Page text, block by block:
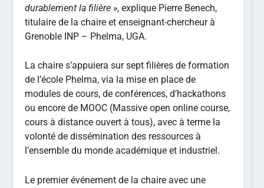
durablement la filière », explique Pierre Benech,
titulaire de la chaire et enseignant-chercheur à
Grenoble INP – Phelma, UGA.
La chaire s’appuiera sur sept filières de formation
de l’école Phelma, via la mise en place de
modules de cours, de conférences, d’hackathons
ou encore de MOOC (Massive open online course,
cours à distance ouvert à tous), avec à terme la
volonté de dissémination des ressources à
l’ensemble du monde académique et industriel.
Le premier événement de la chaire avec une